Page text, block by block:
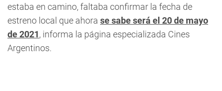
estaba en camino, faltaba confirmar la fecha de
estreno local que ahora se sabe será el 20 de mayo
de 2021, informa la página especializada Cines
Argentinos.